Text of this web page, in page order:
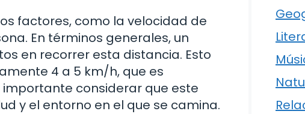
factores, como la velocidad de
En términos generales, un
en recorrer esta distancia. Esto
4 a 5 km/h, que es
considerar que este
y el entorno en el que se camina.